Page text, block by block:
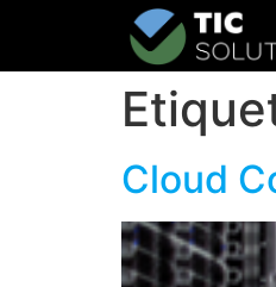
Cloud